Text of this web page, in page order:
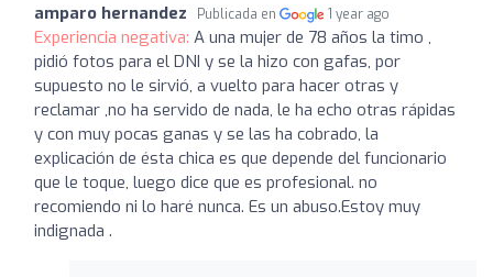
amparo hernandez Publicada en 1 year ago
Experiencia negativa: A una mujer de 78 años la timo ,
pidió fotos para el DNI y se la hizo con gafas, por
supuesto no le sirvió, a vuelto para hacer otras y
reclamar ,no ha servido de nada, le ha echo otras rápidas
y con muy pocas ganas y se las ha cobrado, la
explicación de ésta chica es que depende del funcionario
que le toque, luego dice que es profesional. no
recomiendo ni lo haré nunca. Es un abuso.Estoy muy
indignada .